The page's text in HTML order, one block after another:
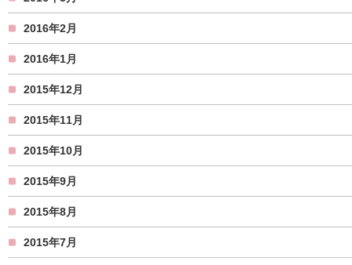
2016年2月
2016年1月
2015年12月
2015年11月
2015年10月
2015年9月
2015年8月
2015年7月